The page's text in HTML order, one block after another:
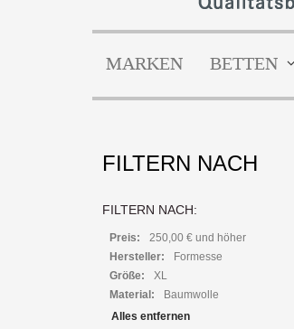
MARKEN BETTEN
FILTERN NACH
FILTERN NACH:
Preis:
250,00 € und höher
Hersteller:
Formesse
Größe:
XL
Material:
Baumwolle
Alles entfernen